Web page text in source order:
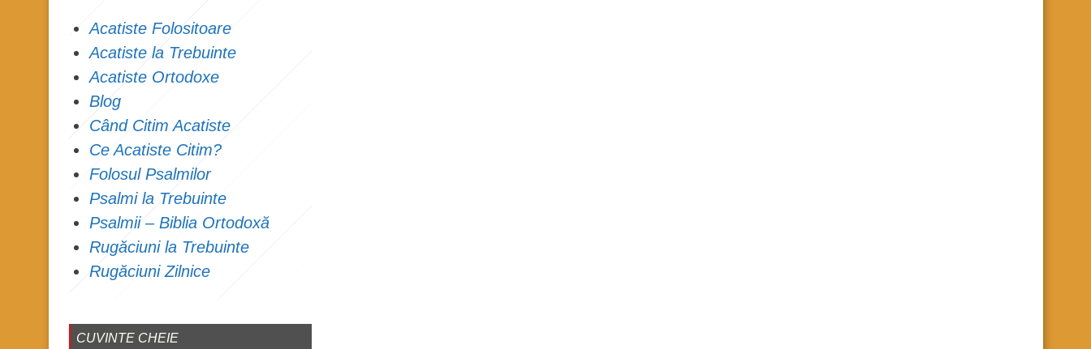
Acatiste Folositoare
Acatiste la Trebuinte
Acatiste Ortodoxe
Blog
Când Citim Acatiste
Ce Acatiste Citim?
Folosul Psalmilor
Psalmi la Trebuinte
Psalmii – Biblia Ortodoxă
Rugăciuni la Trebuinte
Rugăciuni Zilnice
CUVINTE CHEIE